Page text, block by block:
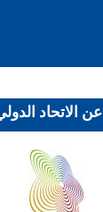
عن الاتحاد